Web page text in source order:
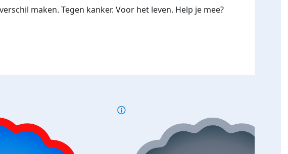
maken. Tegen kanker. Voor het leven. Help je mee?